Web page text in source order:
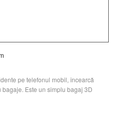
pe telefonul mobil, încearcă
Este un simplu bagaj 3D